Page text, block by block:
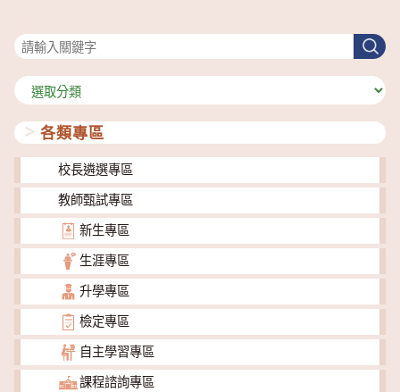
搜
尋
分
類
各類專區
校長遴選專區
教師甄試專區
新生專區
生涯專區
升學專區
檢定專區
自主學習專區
課程諮詢專區